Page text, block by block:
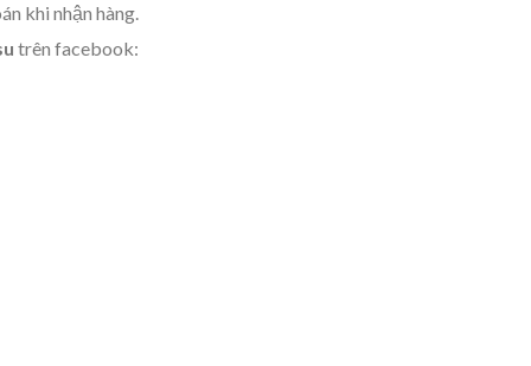
khi nhận hàng.
trên facebook: